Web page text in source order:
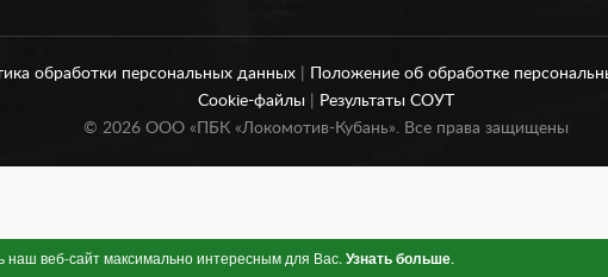
веб-сайт максимально интересным для Вас. Узнать больше.
обработки персональных данных Положение об обработке
Cookie-файлы
Результаты СОУТ
© 2026ООО «ПБК «Локомотив-Кубань». Все права защищены